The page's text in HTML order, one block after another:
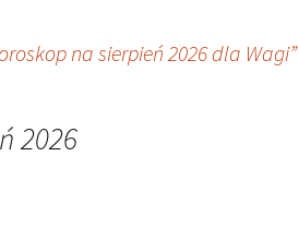
na sierpień 2026 dla Wagi”
2026